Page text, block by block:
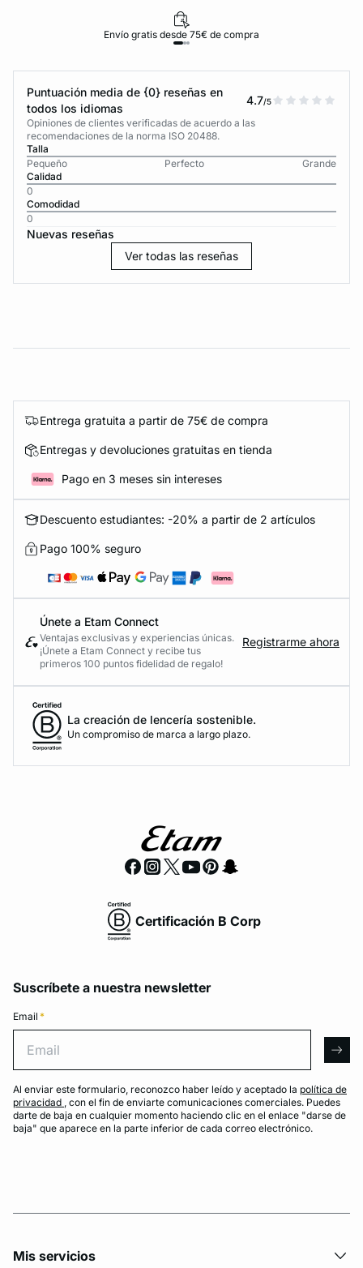
Envío gratis desde 75€ de compra
Puntuación media de {0} reseñas en
todos los idiomas
4.7/5
Opiniones de clientes verificadas de acuerdo a las
recomendaciones de la norma ISO 20488.
Talla
Pequeño
Perfecto
Grande
Calidad
0
Comodidad
0
Nuevas reseñas
Ver todas las reseñas
Entrega gratuita a partir de 75€ de compra
Entregas y devoluciones gratuitas en tienda
Pago en 3 meses sin intereses
Descuento estudiantes: -20% a partir de 2 artículos
Pago 100% seguro
Únete a Etam Connect
Ventajas exclusivas y experiencias únicas.
¡Únete a Etam Connect y recibe tus
primeros 100 puntos fidelidad de regalo!
Registrarme ahora
La creación de lencería sostenible.
Un compromiso de marca a largo plazo.
Certificación B Corp
Suscríbete a nuestra newsletter
Email *
Al enviar este formulario, reconozco haber leído y aceptado la política de
privacidad , con el fin de enviarte comunicaciones comerciales. Puedes
darte de baja en cualquier momento haciendo clic en el enlace "darse de
baja" que aparece en la parte inferior de cada correo electrónico.
Mis servicios